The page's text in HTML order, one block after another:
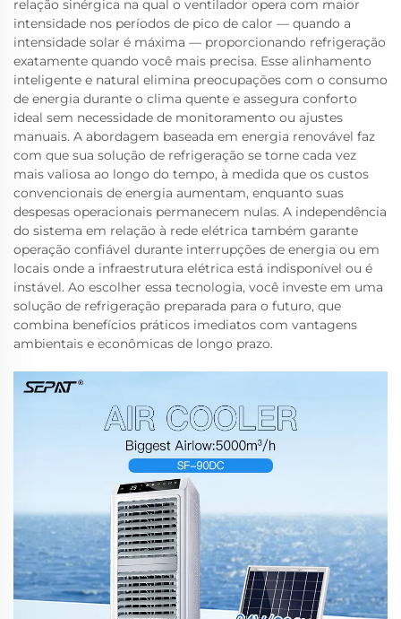
relação sinérgica na qual o ventilador opera com maior
intensidade nos períodos de pico de calor — quando a
intensidade solar é máxima — proporcionando refrigeração
exatamente quando você mais precisa. Esse alinhamento
inteligente e natural elimina preocupações com o consumo
de energia durante o clima quente e assegura conforto
ideal sem necessidade de monitoramento ou ajustes
manuais. A abordagem baseada em energia renovável faz
com que sua solução de refrigeração se torne cada vez
mais valiosa ao longo do tempo, à medida que os custos
convencionais de energia aumentam, enquanto suas
despesas operacionais permanecem nulas. A independência
do sistema em relação à rede elétrica também garante
operação confiável durante interrupções de energia ou em
locais onde a infraestrutura elétrica está indisponível ou é
instável. Ao escolher essa tecnologia, você investe em uma
solução de refrigeração preparada para o futuro, que
combina benefícios práticos imediatos com vantagens
ambientais e econômicas de longo prazo.